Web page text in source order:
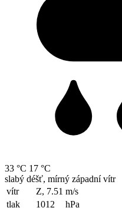
33 °C 17 °C
slabý déšť, mírný západní vítr
vítr
Z, 7.51 m/s
tlak
1012
hPa